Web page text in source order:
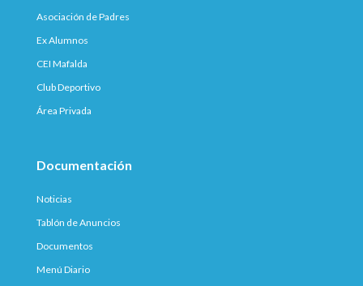
Asociación de Padres
Ex Alumnos
CEI Mafalda
Club Deportivo
Área Privada
Documentación
Noticias
Tablón de Anuncios
Documentos
Menú Diario